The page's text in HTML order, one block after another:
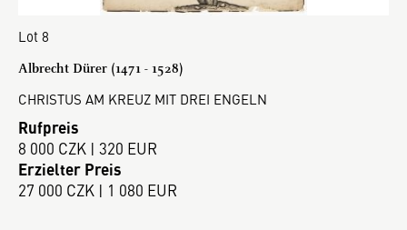
Lot 8
Albrecht Dürer (1471 - 1528)
CHRISTUS AM KREUZ MIT DREI ENGELN
Rufpreis
8 000 CZK | 320 EUR
Erzielter Preis
27 000 CZK | 1 080 EUR